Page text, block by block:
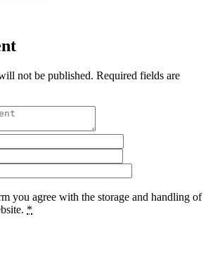
not be published. Required fields are
you agree with the storage and handling of
*